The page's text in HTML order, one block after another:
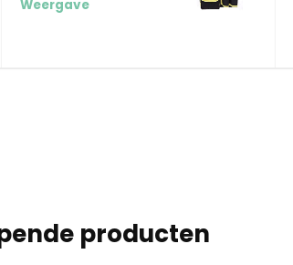
Weergave
producten